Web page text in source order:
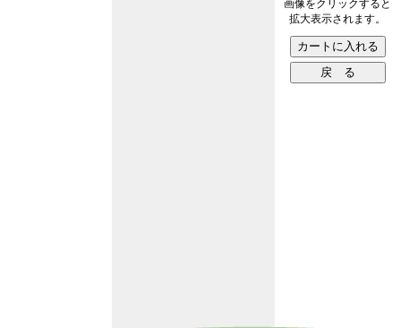
画像をクリックすると
拡大表示されます。